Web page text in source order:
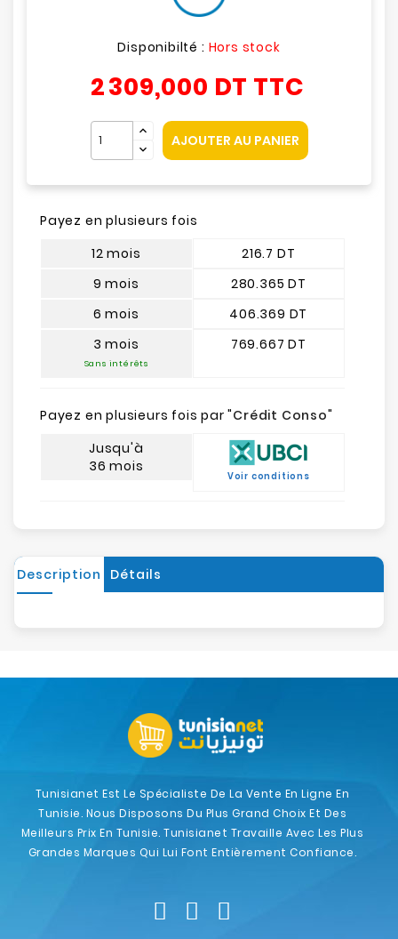
Disponibilté : Hors stock
2 309,000 DT TTC
AJOUTER AU PANIER
Payez en plusieurs fois
12 mois
9 mois
6 mois
3 mois
Sans intérêts
216.7 DT
280.365 DT
406.369 DT
769.667 DT
Payez en plusieurs fois par "Crédit Conso"
Jusqu'à
36 mois
Voir conditions
Description Détails
Tunisianet Est Le Spécialiste De La Vente En Ligne En
Tunisie. Nous Disposons Du Plus Grand Choix Et Des
Meilleurs Prix En Tunisie. Tunisianet Travaille Avec Les Plus
Grandes Marques Qui Lui Font Entièrement Confiance.